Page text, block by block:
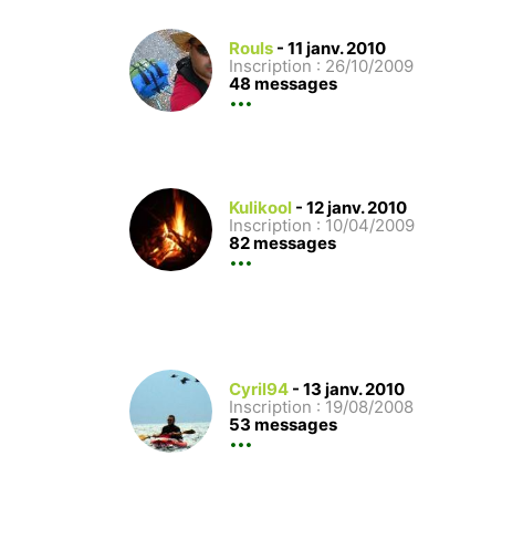
Rouls - 11 janv. 2010
Inscription : 26/10/2009
48 messages
Kulikool - 12 janv. 2010
Inscription : 10/04/2009
82 messages
Cyril94 - 13 janv. 2010
Inscription : 19/08/2008
53 messages